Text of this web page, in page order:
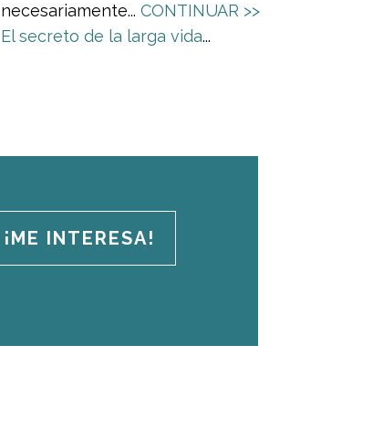
necesariamente... CONTINUAR >>
El secreto de la larga vida...
¡ME INTERESA!